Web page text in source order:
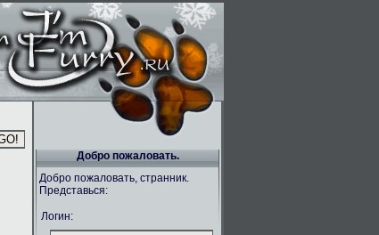
Добро пожаловать.
Добро пожаловать, странник.
Представься:
Логин: